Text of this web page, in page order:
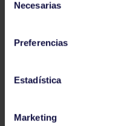
Necesarias
Preferencias
Estadística
Marketing